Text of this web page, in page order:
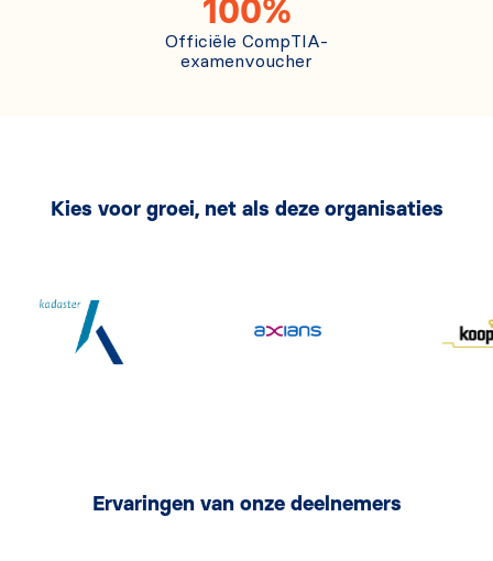
100%
Officiële CompTIA-
examenvoucher
Kies voor groei, net als deze organisaties
Ervaringen van onze deelnemers